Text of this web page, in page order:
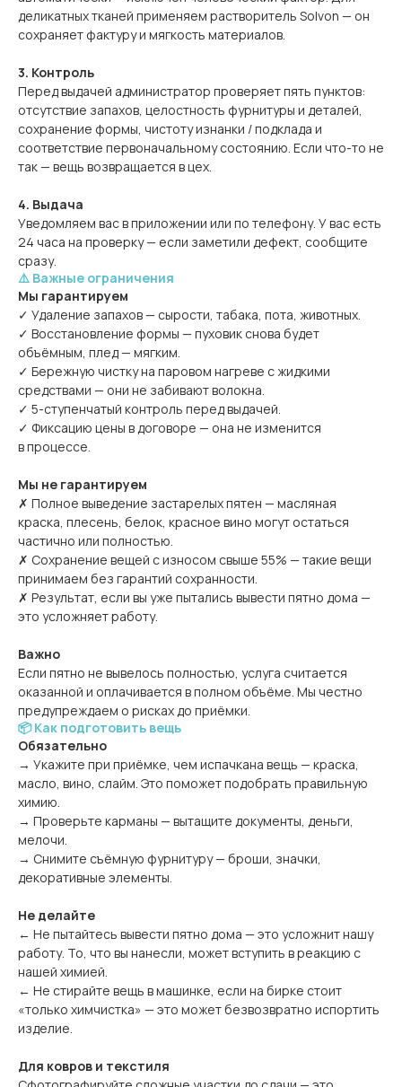
деликатных тканей применяем растворитель Solvon — он
сохраняет фактуру и мягкость материалов.
3. Контроль
Перед выдачей администратор проверяет пять пунктов:
отсутствие запахов, целостность фурнитуры и деталей,
сохранение формы, чистоту изнанки / подклада и
соответствие первоначальному состоянию. Если что-то не
так — вещь возвращается в цех.
4. Выдача
Уведомляем вас в приложении или по телефону. У вас есть
24 часа на проверку — если заметили дефект, сообщите
сразу.
⚠️ Важные ограничения
Мы гарантируем
✓ Удаление запахов — сырости, табака, пота, животных.
✓ Восстановление формы — пуховик снова будет
объёмным, плед — мягким.
✓ Бережную чистку на паровом нагреве с жидкими
средствами — они не забивают волокна.
✓ 5-ступенчатый контроль перед выдачей.
✓ Фиксацию цены в договоре — она не изменится
в процессе.
Мы не гарантируем
✗ Полное выведение застарелых пятен — масляная
краска, плесень, белок, красное вино могут остаться
частично или полностью.
✗ Сохранение вещей с износом свыше 55% — такие вещи
принимаем без гарантий сохранности.
✗ Результат, если вы уже пытались вывести пятно дома —
это усложняет работу.
Важно
Если пятно не вывелось полностью, услуга считается
оказанной и оплачивается в полном объёме. Мы честно
предупреждаем о рисках до приёмки.
📦 Как подготовить вещь
Обязательно
→ Укажите при приёмке, чем испачкана вещь — краска,
масло, вино, слайм. Это поможет подобрать правильную
химию.
→ Проверьте карманы — вытащите документы, деньги,
мелочи.
→ Снимите съёмную фурнитуру — броши, значки,
декоративные элементы.
Не делайте
← Не пытайтесь вывести пятно дома — это усложнит нашу
работу. То, что вы нанесли, может вступить в реакцию с
нашей химией.
← Не стирайте вещь в машинке, если на бирке стоит
«только химчистка» — это может безвозвратно испортить
изделие.
Для ковров и текстиля